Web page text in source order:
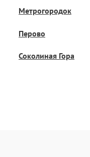
Метрогородок
Перово
Соколиная Гора